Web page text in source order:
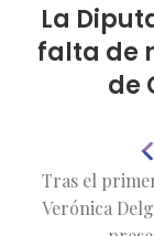
La
falta de
de
Tras el
Verónica